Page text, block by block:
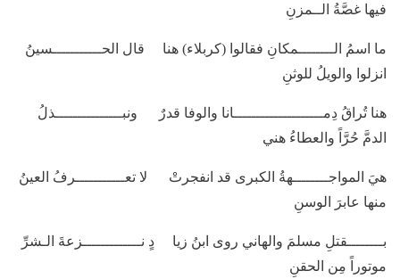
فيها غصَّةُ الــمزنِ
ما اسمُ الــــــــمكانِ فقالوا (كربلاء) هنا قال الحـــــــــــسينُ
انزلوا والويلُ للوثنِ
هنا تُراقُ دِمــــــــــــــــــــانا والوفا قدرٌ ونبـــــــــــــــذلُ
الدمَّ حُرَّاً والعطاءُ هني
هيَ المواجــــــــهةُ الكبرى قد انفجرتْ لا تعـــــــــــرفُ العينُ
منها عابرَ الوسنِ
بــــــــقتلِ مسلمَ والهاني روى ابنُ زيا دٍ نـــــــــــــزعةَ الـشرِّ
موتوراً مِن الحقنِ